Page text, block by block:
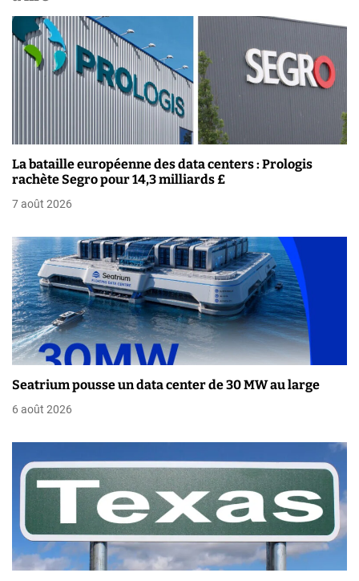
a
n
d
e
l
’
a
r
t
i
c
l
e
La bataille européenne des data centers : Prologis
rachète Segro pour 14,3 milliards £
7 août 2026
Seatrium pousse un data center de 30 MW au large
6 août 2026